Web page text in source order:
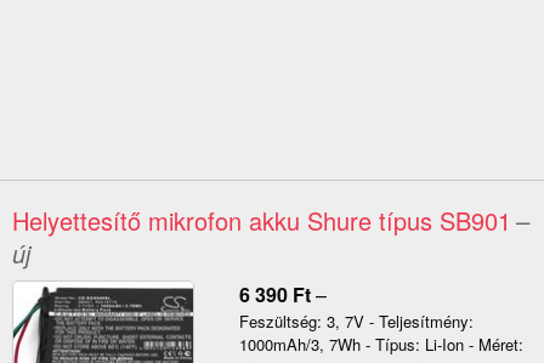
Helyettesítő mikrofon akku Shure típus SB901 –
új
6 390 Ft–
Feszültség: 3, 7V - Teljesítmény:
1000mAh/3, 7Wh - Típus: Li-Ion - Méret: